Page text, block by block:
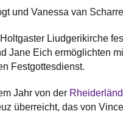
und Vanessa van
Liudgerikirche
Jane Eich ermöglichten
Festgottesdienst.
Jahr von der
überreicht, das von